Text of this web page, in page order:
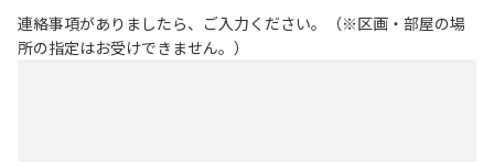
連絡事項がありましたら、ご入力ください。（※区画・部屋の場
所の指定はお受けできません。）